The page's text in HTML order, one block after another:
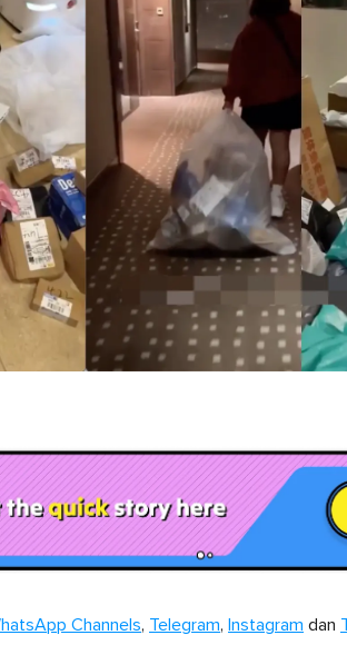
Channels, Telegram, Instagram dan